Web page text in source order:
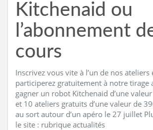
Kitchenaid ou
l’abonnement
cours
Inscrivez vous vite à l’un de nos ateliers
participerez gratuitement à notre tirage
gagner un robot Kitchenaid d’une
et 10 ateliers gratuits d’une valeur de
au sort autour d’un apéro le 27 juillet
le site : rubrique actualités